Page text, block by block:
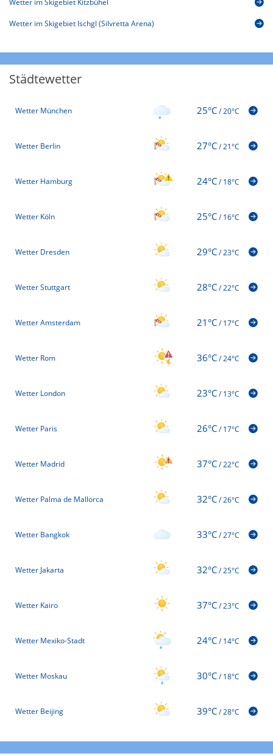
Wetter im Skigebiet Ischgl (Silvretta Arena)
Städtewetter
Wetter München 25°C/20°C
Wetter Berlin 27°C/21°C
Wetter Hamburg 24°C/18°C
Wetter Köln 25°C/16°C
Wetter Dresden 29°C/23°C
Wetter Stuttgart 28°C/22°C
Wetter Amsterdam 21°C/17°C
Wetter Rom 36°C/24°C
Wetter London 23°C/13°C
Wetter Paris 26°C/17°C
Wetter Madrid 37°C/22°C
Wetter Palma de Mallorca 32°C/26°C
Wetter Bangkok 33°C/27°C
Wetter Jakarta 32°C/25°C
Wetter Kairo 37°C/23°C
Wetter Mexiko-Stadt 24°C/14°C
Wetter Moskau 30°C/18°C
Wetter Beijing 39°C/28°C